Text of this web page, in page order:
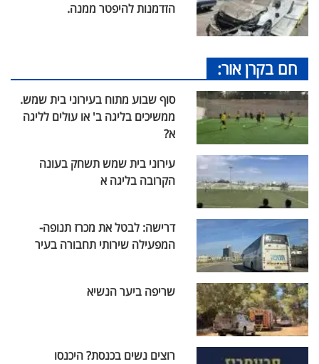
הזדמנות להיפטר ממנה.
חם בקרן אור:
סוף שבוע מתוח בעירוני בית שמש.
ממשיכים בליגה ב' או עולים לליגה
א?
עירוני בית שמש תשחק בעונה
הקרובה בליגה א
דרישה: לבטל את מכרז תנופה-
המפעילה שירותי תחבורה בעיר
שריפה ביער הנשיא
רוצים נשים בכנסת? היכנסו